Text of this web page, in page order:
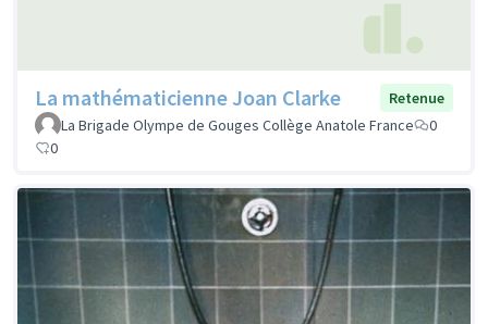
La mathématicienne Joan Clarke
Retenue
La Brigade Olympe de Gouges Collège Anatole France
0
0